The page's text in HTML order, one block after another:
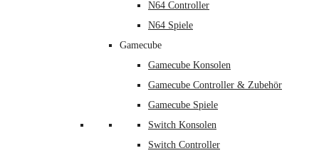
N64 Controller
N64 Spiele
Gamecube
Gamecube Konsolen
Gamecube Controller & Zubehör
Gamecube Spiele
Switch Konsolen
Switch Controller